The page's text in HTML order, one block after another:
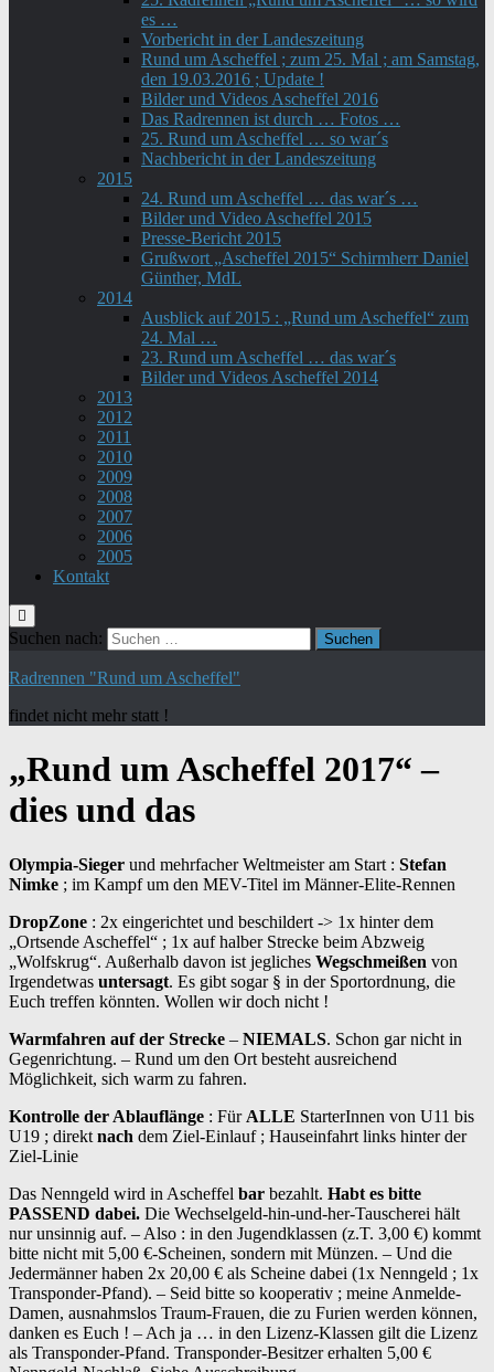
es …
Vorbericht in der Landeszeitung
Rund um Ascheffel ; zum 25. Mal ; am Samstag,
den 19.03.2016 ; Update !
Bilder und Videos Ascheffel 2016
Das Radrennen ist durch … Fotos …
25. Rund um Ascheffel … so war´s
Nachbericht in der Landeszeitung
2015
24. Rund um Ascheffel … das war´s …
Bilder und Video Ascheffel 2015
Presse-Bericht 2015
Grußwort „Ascheffel 2015“ Schirmherr Daniel
Günther, MdL
2014
Ausblick auf 2015 : „Rund um Ascheffel“ zum
24. Mal …
23. Rund um Ascheffel … das war´s
Bilder und Videos Ascheffel 2014
2013
2012
2011
2010
2009
2008
2007
2006
2005
Kontakt
Suchen nach:
Radrennen "Rund um Ascheffel"
findet nicht mehr statt !
„Rund um Ascheffel 2017“ –
dies und das
Olympia-Sieger und mehrfacher Weltmeister am Start : Stefan
Nimke ; im Kampf um den MEV-Titel im Männer-Elite-Rennen
DropZone : 2x eingerichtet und beschildert -> 1x hinter dem
„Ortsende Ascheffel“ ; 1x auf halber Strecke beim Abzweig
„Wolfskrug“. Außerhalb davon ist jegliches Wegschmeißen von
Irgendetwas untersagt. Es gibt sogar § in der Sportordnung, die
Euch treffen könnten. Wollen wir doch nicht !
Warmfahren auf der Strecke – NIEMALS. Schon gar nicht in
Gegenrichtung. – Rund um den Ort besteht ausreichend
Möglichkeit, sich warm zu fahren.
Kontrolle der Ablauflänge : Für ALLE StarterInnen von U11 bis
U19 ; direkt nach dem Ziel-Einlauf ; Hauseinfahrt links hinter der
Ziel-Linie
Das Nenngeld wird in Ascheffel bar bezahlt. Habt es bitte
PASSEND dabei. Die Wechselgeld-hin-und-her-Tauscherei hält
nur unsinnig auf. – Also : in den Jugendklassen (z.T. 3,00 €) kommt
bitte nicht mit 5,00 €-Scheinen, sondern mit Münzen. – Und die
Jedermänner haben 2x 20,00 € als Scheine dabei (1x Nenngeld ; 1x
Transponder-Pfand). – Seid bitte so kooperativ ; meine Anmelde-
Damen, ausnahmslos Traum-Frauen, die zu Furien werden können,
danken es Euch ! – Ach ja … in den Lizenz-Klassen gilt die Lizenz
als Transponder-Pfand. Transponder-Besitzer erhalten 5,00 €